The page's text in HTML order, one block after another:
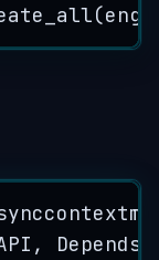
(
Depends